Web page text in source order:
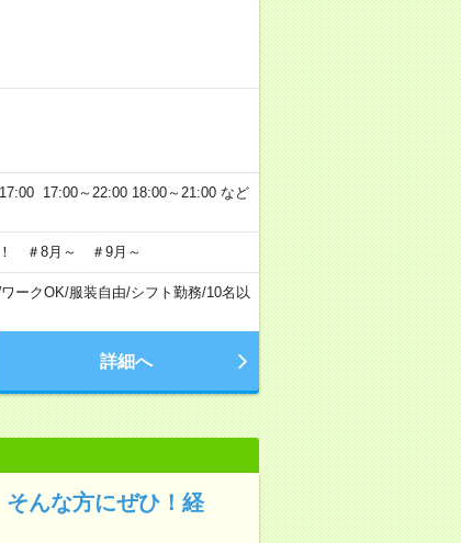
17:00～22:00 18:00～21:00 など
！ ＃8月～ ＃9月～
ークOK/服装自由/シフト勤務/10名以
詳細へ
んな方にぜひ！経